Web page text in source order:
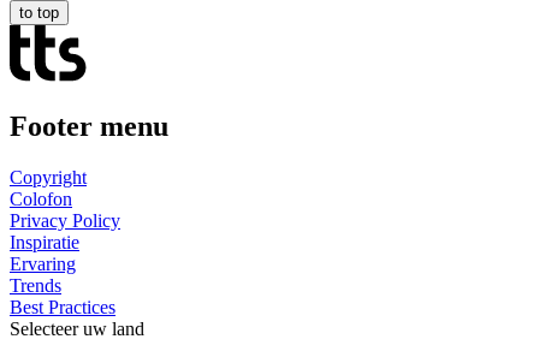
to top
Footer menu
Copyright
Colofon
Privacy Policy
Inspiratie
Ervaring
Trends
Best Practices
Selecteer uw land